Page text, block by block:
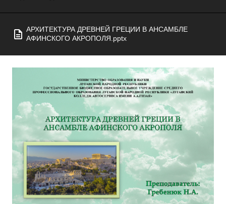
АРХИТЕКТУРА ДРЕВНЕЙ ГРЕЦИИ В АНСАМБЛЕ
АФИНСКОГО АКРОПОЛЯ.pptx